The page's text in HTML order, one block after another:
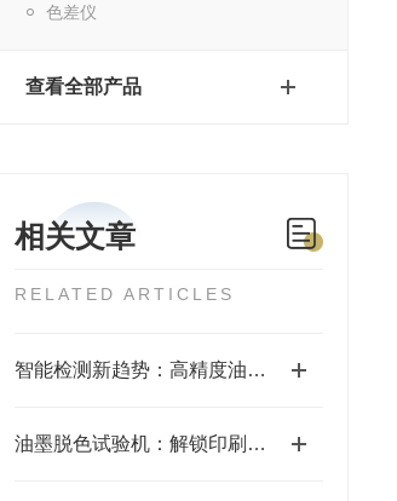
色差仪
查看全部产品
相关文章
RELATED ARTICLES
智能检测新趋势：高精度油墨脱色试验机推动印刷行业数字化转型
油墨脱色试验机：解锁印刷品质控制的秘密